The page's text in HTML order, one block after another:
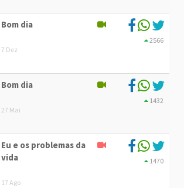
Bom dia
7 Dez
2566
Bom dia
27 Mai
1432
Eu e os problemas da
vida
17 Ago
1470